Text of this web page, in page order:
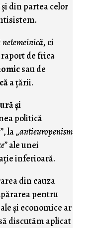
din partea celor
netemeinică, ci
de frica
sau de
a ţării.
şi
politică
, la „antieuropenism
ale unei
inferioară.
din cauza
pentru
şi economice ar
discutăm aplicat